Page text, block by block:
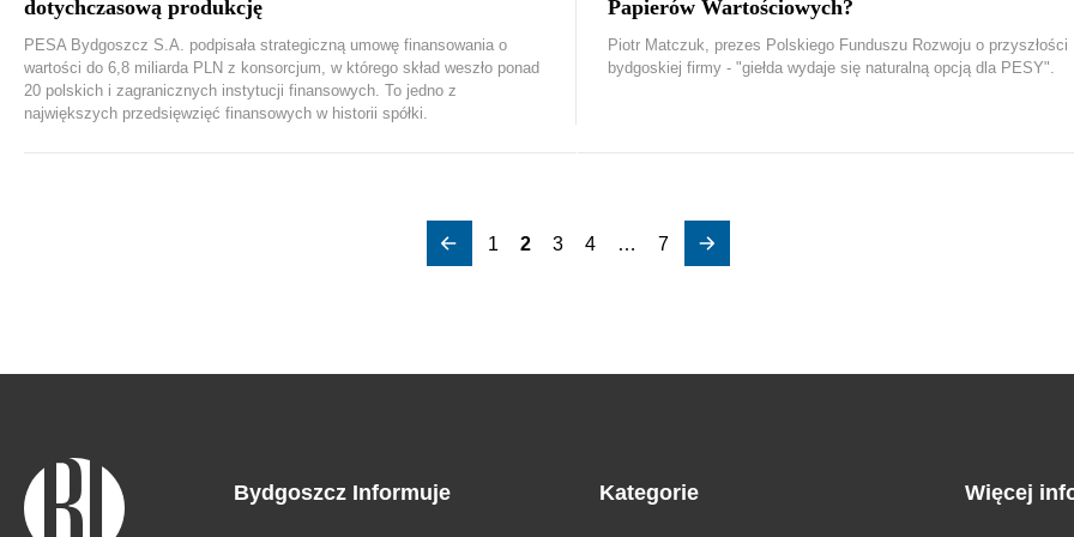
dotychczasową produkcję
PESA Bydgoszcz S.A. podpisała strategiczną umowę finansowania o
wartości do 6,8 miliarda PLN z konsorcjum, w którego skład weszło ponad
20 polskich i zagranicznych instytucji finansowych. To jedno z
największych przedsięwzięć finansowych w historii spółki.
Papierów Wartościowych?
Piotr Matczuk, prezes Polskiego Funduszu Rozwoju o przyszłości
bydgoskiej firmy - "giełda wydaje się naturalną opcją dla PESY".
1 2 3 4 … 7
Bydgoszcz Informuje Kategorie Więcej